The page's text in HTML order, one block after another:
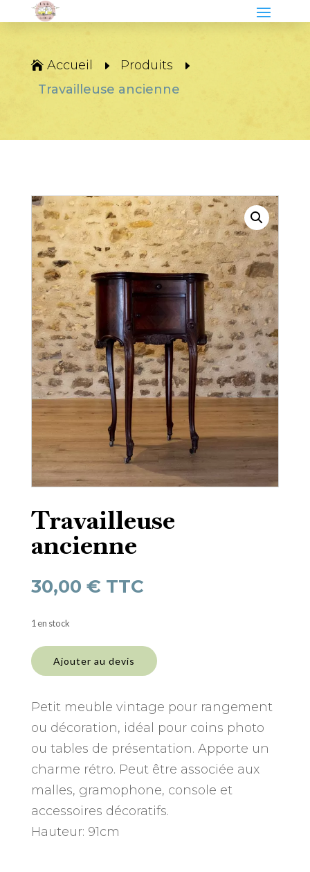
Accueil
Produits
Travailleuse ancienne
Travailleuse
ancienne
30,00 € TTC
1 en stock
de
Travailleuse
Ajouter au devis
Petit meuble vintage pour rangement
ou décoration, idéal pour coins photo
ou tables de présentation. Apporte un
charme rétro. Peut être associée aux
malles, gramophone, console et
accessoires décoratifs.
Hauteur: 91cm